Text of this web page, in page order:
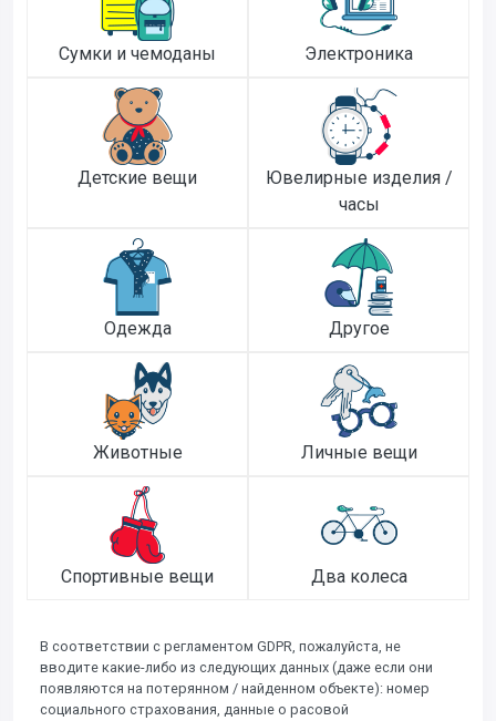
Сумки и чемоданы Электроника
Детские вещи
Ювелирные изделия /
часы
Одежда Другое
Животные Личные вещи
Спортивные вещи Два колеса
В соответствии с регламентом GDPR, пожалуйста, не
вводите какие-либо из следующих данных (даже если они
появляются на потерянном / найденном объекте): номер
социального страхования, данные о расовой